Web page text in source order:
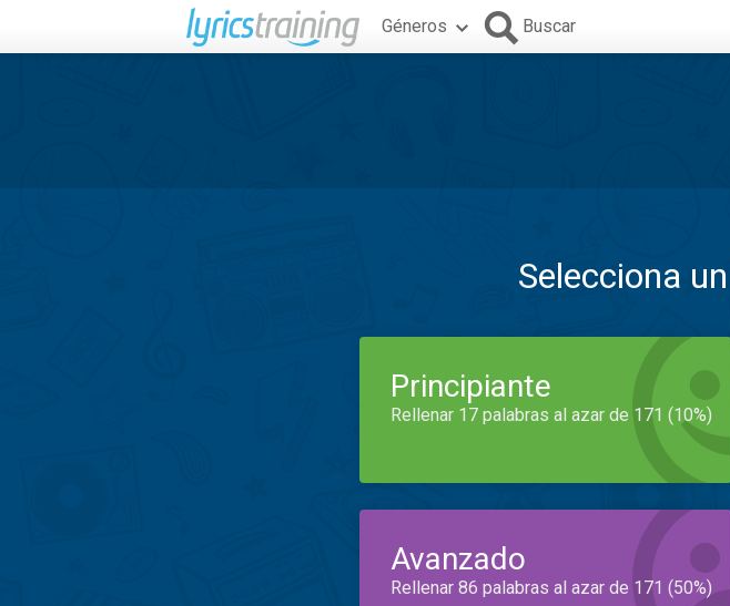
Géneros Buscar
Selecciona
Principiante
Rellenar 17 palabras al azar de 171 (10%)
Avanzado
Rellenar 86 palabras al azar de 171 (50%)